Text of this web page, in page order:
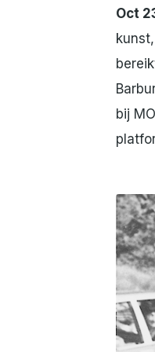
Oct
bij